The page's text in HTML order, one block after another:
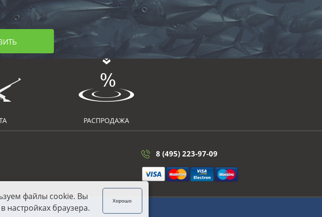
РАСПРОДАЖА
8 (495) 223-97-09
файлы cookie. Вы
настройках браузера.
Хорошо